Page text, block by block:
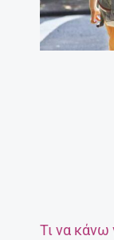
Τι να κάνω